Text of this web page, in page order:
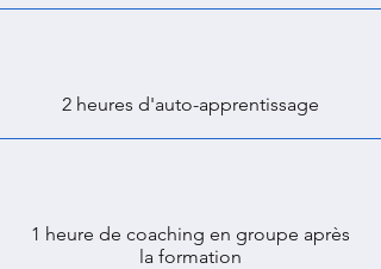
2 heures d'auto-apprentissage
1 heure de coaching en groupe après
la formation